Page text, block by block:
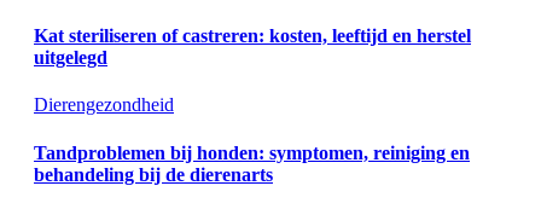
Kat steriliseren of castreren: kosten, leeftijd en herstel
uitgelegd
Dierengezondheid
Tandproblemen bij honden: symptomen, reiniging en
behandeling bij de dierenarts